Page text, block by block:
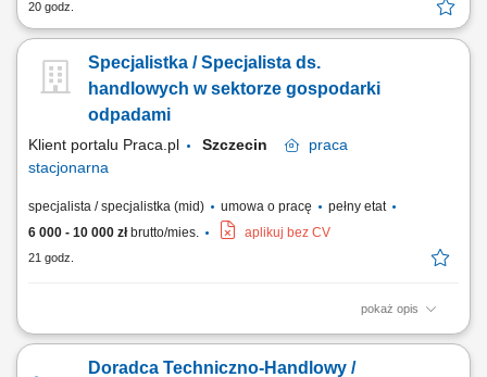
20 godz.
Specjalistka / Specjalista ds.
handlowych w sektorze gospodarki
odpadami
Klient portalu Praca.pl Szczecin
praca
stacjonarna
specjalista / specjalistka (mid) umowa o pracę
pełny etat
6 000 - 10 000 złbrutto/mies. aplikuj bez CV
21 godz.
pokaż opis
Pozyskiwanie nowych oraz utrzymywanie kontaktów z obecnymi
przetargach; Zarządzanie obiegiem dokumentów klientów; Realizacja
Doradca Techniczno-Handlowy /